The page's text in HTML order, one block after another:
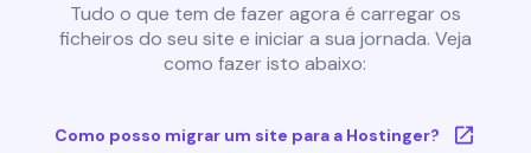
Tudo o que tem de fazer agora é carregar os
ficheiros do seu site e iniciar a sua jornada. Veja
como fazer isto abaixo:
Como posso migrar um site para a Hostinger?